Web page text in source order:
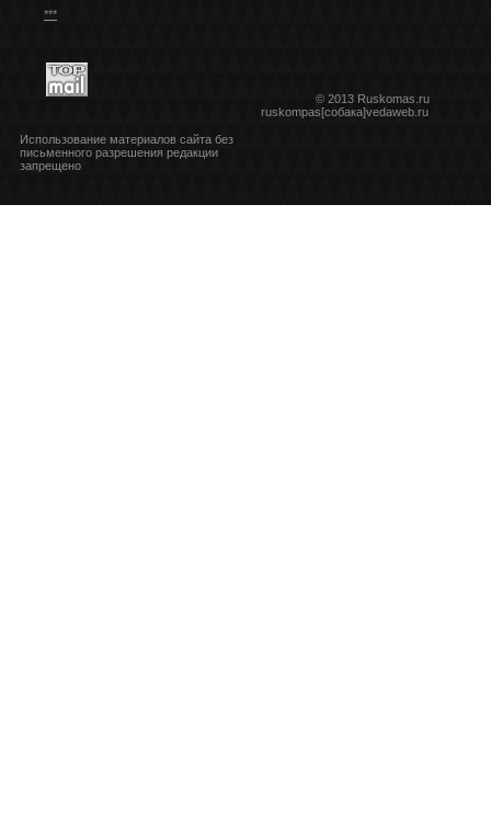
***
© 2013 Ruskomas.ru
ruskompas[собака]vedaweb.ru
Использование материалов сайта без
письменного разрешения редакции
запрещено